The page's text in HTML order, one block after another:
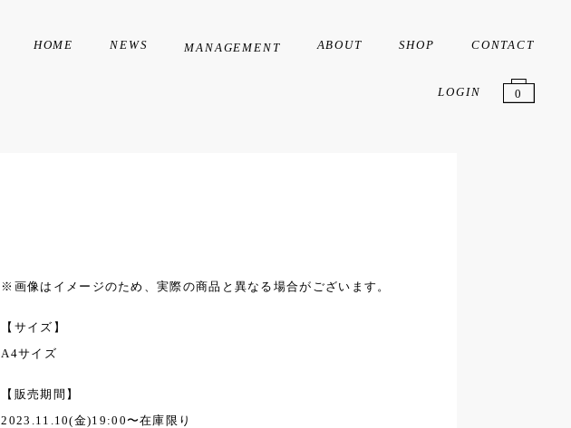
HOME NEWS MANAGEMENT ABOUT SHOP CONTACT
LOGIN 0
※画像はイメージのため、実際の商品と異なる場合がございます。
【サイズ】
A4サイズ
【販売期間】
2023.11.10(金)19:00〜在庫限り